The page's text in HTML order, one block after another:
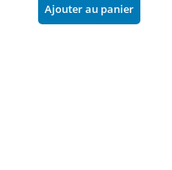
Ajouter au panier